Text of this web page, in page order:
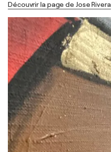
Découvrir la page de Jose Rivera